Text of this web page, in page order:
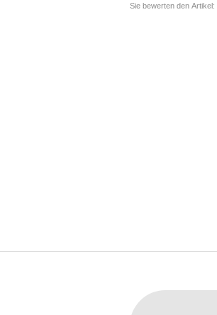
Sie bewerten den Artikel: